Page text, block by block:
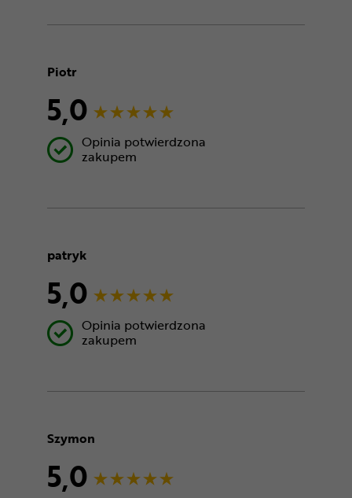
Piotr
5,0
Opinia potwierdzona
zakupem
patryk
5,0
Opinia potwierdzona
zakupem
Szymon
5,0